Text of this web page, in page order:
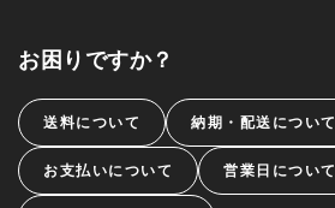
お困りですか？
送料について 納期・配送について
お支払いについて 営業日について